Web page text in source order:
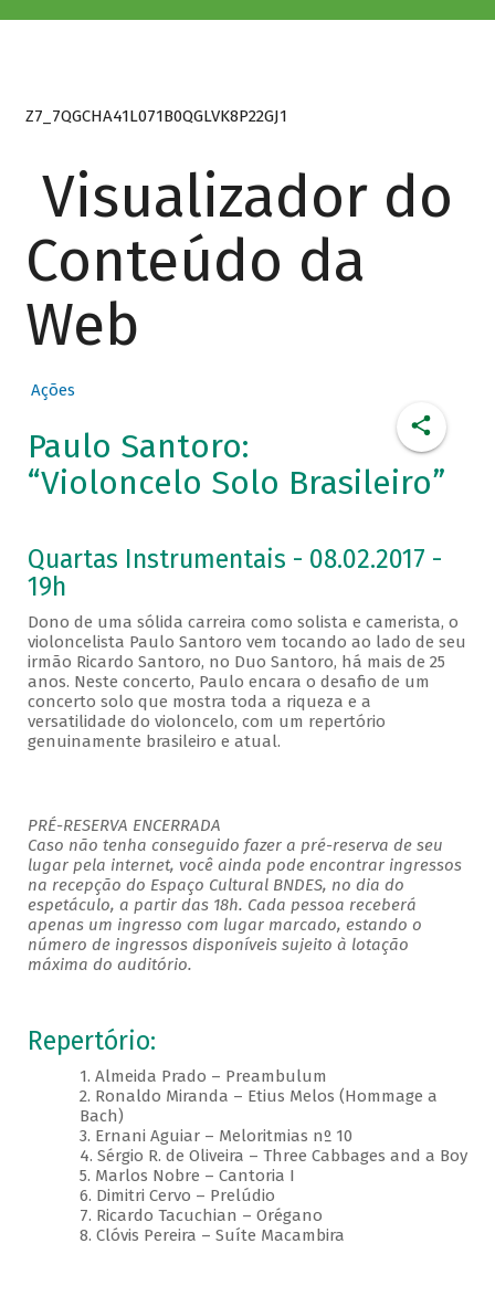
Z7_7QGCHA41L071B0QGLVK8P22GJ1
Visualizador do
Conteúdo da
Web
Ações
Paulo Santoro:
“Violoncelo Solo Brasileiro”
Quartas Instrumentais - 08.02.2017 -
19h
Dono de uma sólida carreira como solista e camerista, o
violoncelista Paulo Santoro vem tocando ao lado de seu
irmão Ricardo Santoro, no Duo Santoro, há mais de 25
anos. Neste concerto, Paulo encara o desafio de um
concerto solo que mostra toda a riqueza e a
versatilidade do violoncelo, com um repertório
genuinamente brasileiro e atual.
PRÉ-RESERVA ENCERRADA
Caso não tenha conseguido fazer a pré-reserva de seu
lugar pela internet, você ainda pode encontrar ingressos
na recepção do Espaço Cultural BNDES, no dia do
espetáculo, a partir das 18h. Cada pessoa receberá
apenas um ingresso com lugar marcado, estando o
número de ingressos disponíveis sujeito à lotação
máxima do auditório.
Repertório:
1. Almeida Prado – Preambulum
2. Ronaldo Miranda – Etius Melos (Hommage a
Bach)
3. Ernani Aguiar – Meloritmias nº 10
4. Sérgio R. de Oliveira – Three Cabbages and a Boy
5. Marlos Nobre – Cantoria I
6. Dimitri Cervo – Prelúdio
7. Ricardo Tacuchian – Orégano
8. Clóvis Pereira – Suíte Macambira